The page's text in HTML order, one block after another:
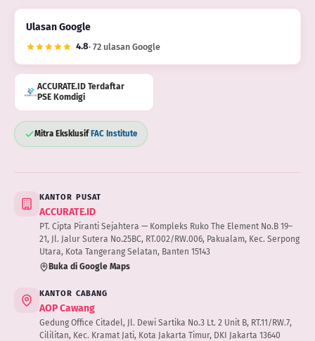
Ulasan Google
4.8· 72 ulasan Google
ACCURATE.ID Terdaftar
PSE Komdigi
Mitra Eksklusif FAC Institute
KANTOR PUSAT
ACCURATE.ID
PT. Cipta Piranti Sejahtera — Kompleks Ruko The Element No.B 19–
21, Jl. Jalur Sutera No.25BC, RT.002/RW.006, Pakualam, Kec. Serpong
Utara, Kota Tangerang Selatan, Banten 15143
Buka di Google Maps
KANTOR CABANG
AOP Cawang
Gedung Office Citadel, Jl. Dewi Sartika No.3 Lt. 2 Unit B, RT.11/RW.7,
Cililitan, Kec. Kramat Jati, Kota Jakarta Timur, DKI Jakarta 13640